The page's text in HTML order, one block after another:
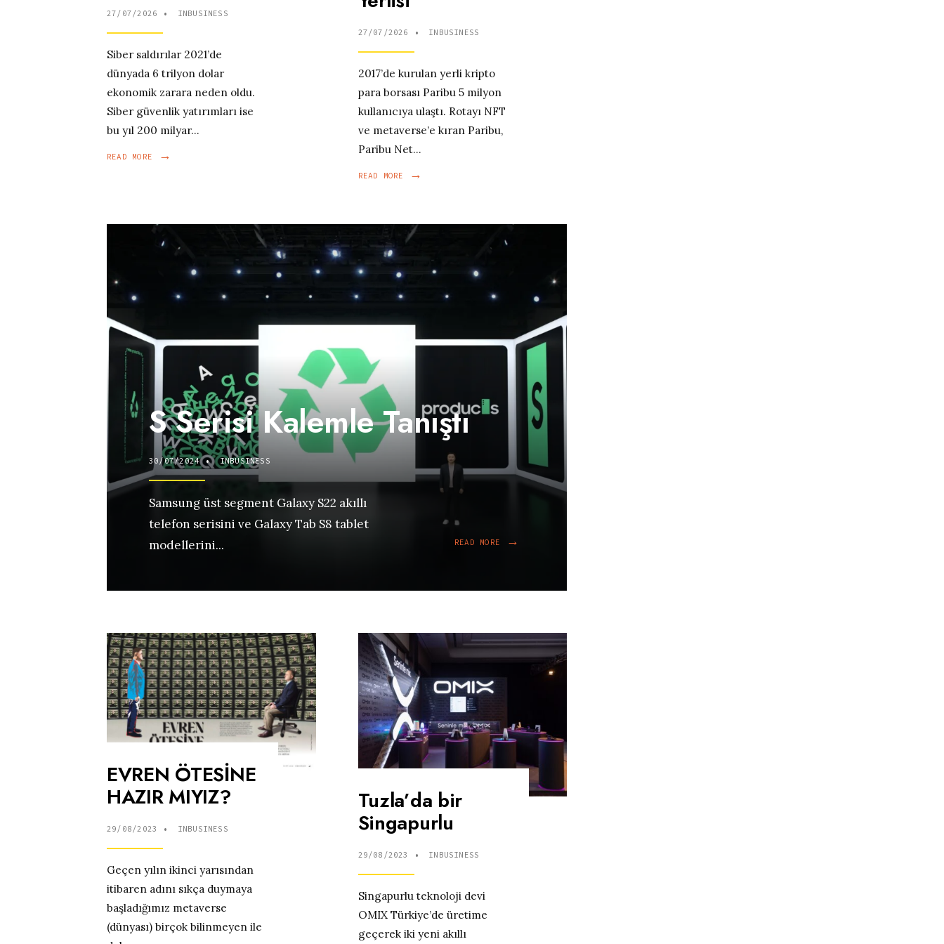
27/07/2026 • INBUSINESS
Siber saldırılar 2021’de
dünyada 6 trilyon dolar
ekonomik zarara neden oldu.
Siber güvenlik yatırımları ise
bu yıl 200 milyar...
READ MORE →
READ
27/07/2026 • INBUSINESS
2017’de kurulan yerli kripto
para borsası Paribu 5 milyon
kullanıcıya ulaştı. Rotayı NFT
ve metaverse’e kıran Paribu,
Paribu Net...
READ MORE →
READ
YERLISI
S Serisi Kalemle Tanıştı
30/07/2024 • INBUSINESS
Samsung üst segment Galaxy S22 akıllı
telefon serisini ve Galaxy Tab S8 tablet
modellerini... READ MORE →
READ
KALEMLE
EVREN ÖTESİNE
HAZIR MIYIZ?
29/08/2023 • INBUSINESS
Geçen yılın ikinci yarısından
itibaren adını sıkça duymaya
başladığımız metaverse
(dünyası) birçok bilinmeyen ile
Tuzla’da bir
Singapurlu
29/08/2023 • INBUSINESS
Singapurlu teknoloji devi
OMIX Türkiye’de üretime
geçerek iki yeni akıllı